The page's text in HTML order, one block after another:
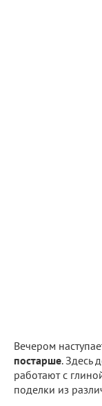
Вечером
постарше. Здесь
работают с
поделки из